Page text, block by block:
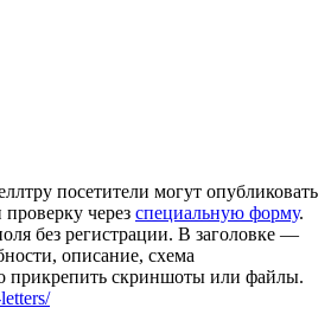
посетители могут опубликовать
через специальную форму.
без регистрации. В заголовке —
описание, схема
скриншоты или файлы.